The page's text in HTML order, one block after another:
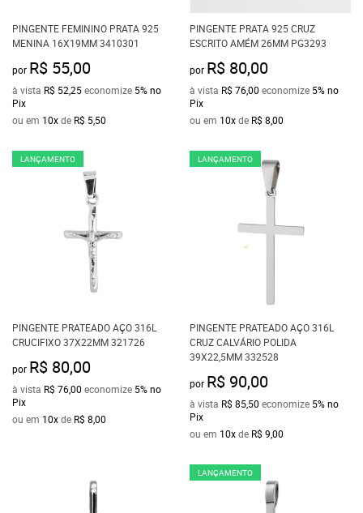
PINGENTE FEMININO PRATA 925
MENINA 16X19MM 3410301
por R$ 55,00
à vista R$ 52,25economize 5%no
Pix
ou em 10xde R$ 5,50
PINGENTE PRATA 925 CRUZ
ESCRITO AMÉM 26MM PG3293
por R$ 80,00
à vista R$ 76,00 economize 5%no
Pix
ou em 10xde R$ 8,00
LANÇAMENTO
PINGENTE PRATEADO AÇO 316L
CRUCIFIXO 37X22MM 321726
por R$ 80,00
à vista R$ 76,00 economize 5%no
Pix
ou em 10xde R$ 8,00
LANÇAMENTO
PINGENTE PRATEADO AÇO 316L
CRUZ CALVÁRIO POLIDA
39X22,5MM 332528
por R$ 90,00
à vista R$ 85,50 economize 5%no
Pix
ou em 10xde R$ 9,00
LANÇAMENTO